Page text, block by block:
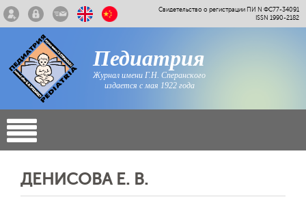
Свидетельство о регистрации ПИ N ФС77-34091
ISSN 1990-2182
Педиатрия
Журнал имени Г.Н. Сперанского
издается с мая 1922 года
ДЕНИСОВА Е. В.